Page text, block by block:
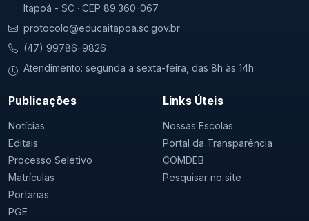
Itapoá - SC · CEP 89.360-067
protocolo@educaitapoa.sc.gov.br
(47) 99786-9826
Atendimento: segunda a sexta-feira, das 8h às 14h
Publicações
Notícias
Editais
Processo Seletivo
Matrículas
Portarias
PGE
Links Úteis
Nossas Escolas
Portal da Transparência
COMDEB
Pesquisar no site